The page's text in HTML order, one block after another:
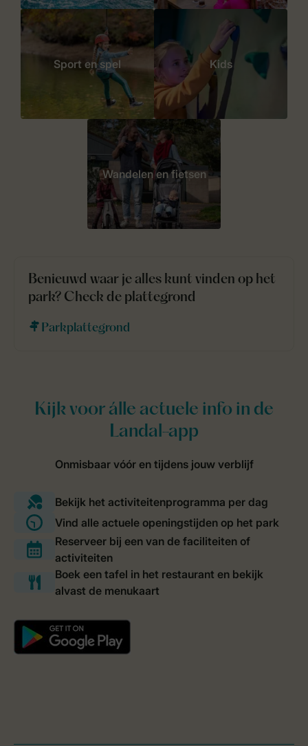
Sport en spel Kids
Wandelen en fietsen
Benieuwd waar je alles kunt vinden op het
park? Check de plattegrond
Parkplattegrond